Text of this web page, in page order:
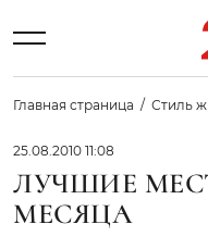
Главная страница Стиль
25.08.2010 11:08
ЛУЧШИЕ
МЕСЯЦА